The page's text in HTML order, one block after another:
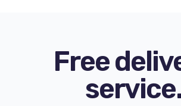
Free
service.